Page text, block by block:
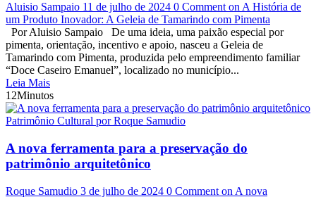
Aluisio Sampaio 11 de julho de 2024 0 Comment on A História de
um Produto Inovador: A Geleia de Tamarindo com Pimenta
Por Aluisio Sampaio De uma ideia, uma paixão especial por
pimenta, orientação, incentivo e apoio, nasceu a Geleia de
Tamarindo com Pimenta, produzida pelo empreendimento familiar
“Doce Caseiro Emanuel”, localizado no município...
Leia Mais
12Minutos
Patrimônio Cultural por Roque Samudio
A nova ferramenta para a preservação do
patrimônio arquitetônico
Roque Samudio 3 de julho de 2024 0 Comment on A nova